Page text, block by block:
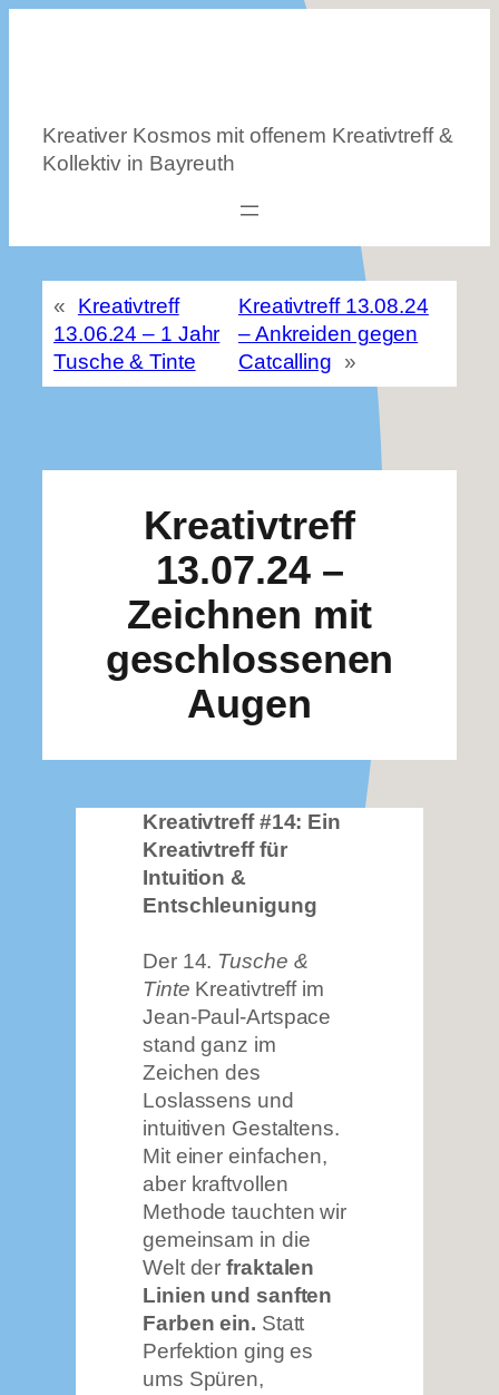
Kreativer Kosmos mit offenem Kreativtreff &
Kollektiv in Bayreuth
«
Kreativtreff
13.06.24 – 1 Jahr
Tusche & Tinte
Kreativtreff 13.08.24
– Ankreiden gegen
Catcalling
»
Kreativtreff
13.07.24 –
Zeichnen mit
geschlossenen
Augen
Kreativtreff #14: Ein
Kreativtreff für
Intuition &
Entschleunigung
Der 14. Tusche &
Tinte Kreativtreff im
Jean-Paul-Artspace
stand ganz im
Zeichen des
Loslassens und
intuitiven Gestaltens.
Mit einer einfachen,
aber kraftvollen
Methode tauchten wir
gemeinsam in die
Welt derfraktalen
Linien und sanften
Farben ein. Statt
Perfektion ging es
ums Spüren,